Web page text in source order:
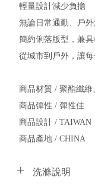
輕量設計減少負擔
無論日常通勤、戶
簡約俐落版型，兼
從城市到戶外，讓
商品材質 / 聚酯纖維
商品彈性 / 彈性佳
商品設計 / TAIWAN
商品產地 / CHINA
洗滌說明